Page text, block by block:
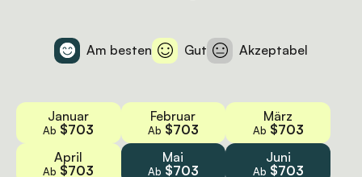
Am besten Gut Akzeptabel
Januar
Ab $703
Februar
Ab $703
März
Ab $703
April
Ab $703
Mai
Ab $703
Juni
Ab $703